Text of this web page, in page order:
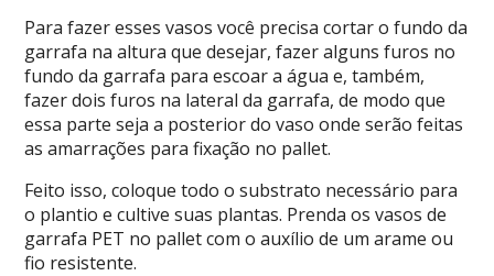
Para fazer esses vasos você precisa cortar o fundo da
garrafa na altura que desejar, fazer alguns furos no
fundo da garrafa para escoar a água e, também,
fazer dois furos na lateral da garrafa, de modo que
essa parte seja a posterior do vaso onde serão feitas
as amarrações para fixação no pallet.
Feito isso, coloque todo o substrato necessário para
o plantio e cultive suas plantas. Prenda os vasos de
garrafa PET no pallet com o auxílio de um arame ou
fio resistente.